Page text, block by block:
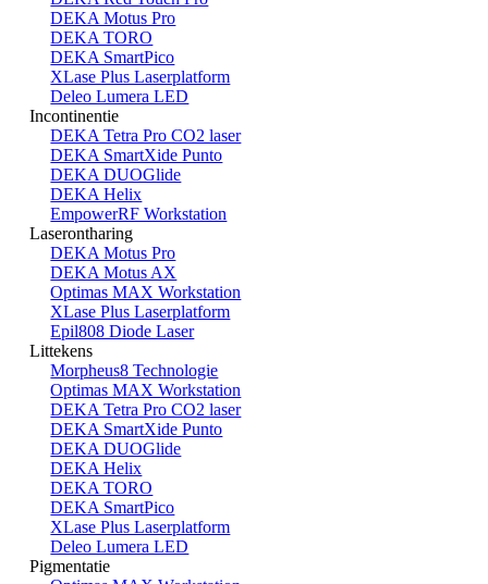
DEKA Motus Pro
DEKA TORO
DEKA SmartPico
XLase Plus Laserplatform
Deleo Lumera LED
Incontinentie
DEKA Tetra Pro CO2 laser
DEKA SmartXide Punto
DEKA DUOGlide
DEKA Helix
EmpowerRF Workstation
Laserontharing
DEKA Motus Pro
DEKA Motus AX
Optimas MAX Workstation
XLase Plus Laserplatform
Epil808 Diode Laser
Littekens
Morpheus8 Technologie
Optimas MAX Workstation
DEKA Tetra Pro CO2 laser
DEKA SmartXide Punto
DEKA DUOGlide
DEKA Helix
DEKA TORO
DEKA SmartPico
XLase Plus Laserplatform
Deleo Lumera LED
Pigmentatie